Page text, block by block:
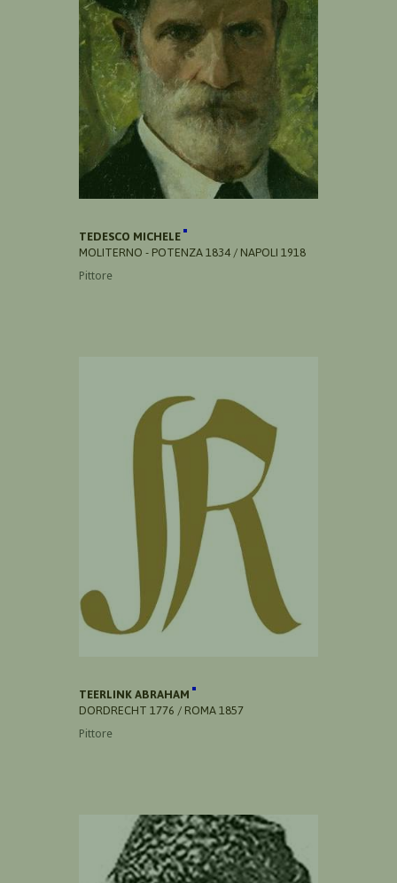
TEDESCO MICHELE
MOLITERNO - POTENZA 1834 / NAPOLI 1918
Pittore
TEERLINK ABRAHAM
DORDRECHT 1776 / ROMA 1857
Pittore